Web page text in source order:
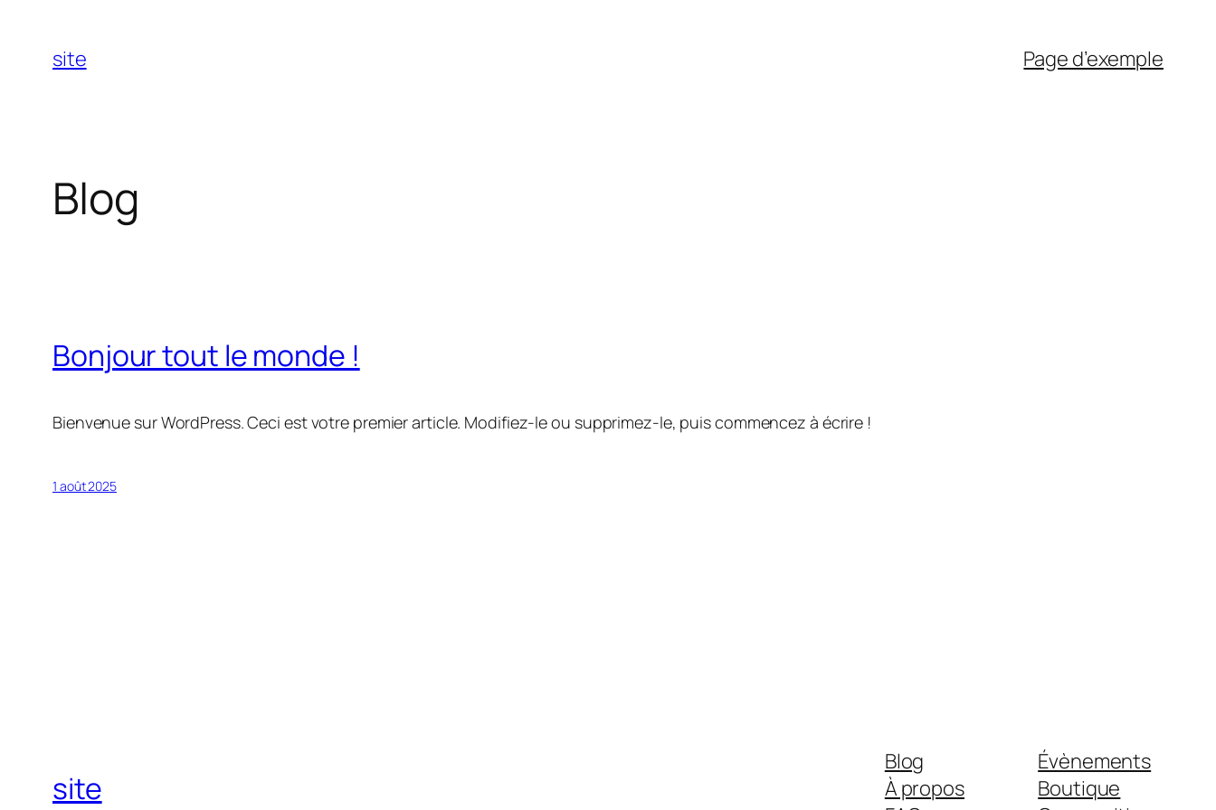
contenu
site Page d’exemple
Blog
Bonjour tout le monde !
Bienvenue sur WordPress. Ceci est votre premier article. Modifiez-le ou supprimez-le, puis commencez à écrire !
1 août 2025
site
Blog
À propos
Évènements
Boutique